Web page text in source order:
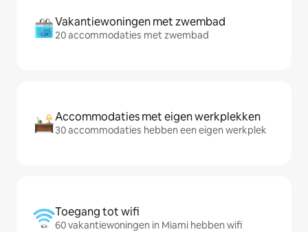
Vakantiewoningen met zwembad
20 accommodaties met zwembad
Accommodaties met eigen werkplekken
30 accommodaties hebben een eigen werkplek
Toegang tot wifi
60 vakantiewoningen in Miami hebben wifi